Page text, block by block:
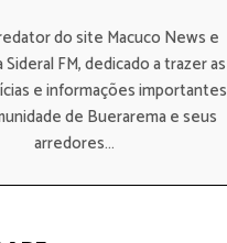
do site Macuco News e
Sideral FM, dedicado a trazer as
e informações importantes
de Buerarema e seus
arredores...